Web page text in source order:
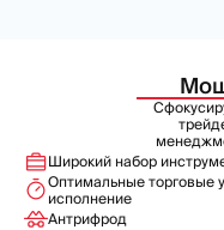
Широкий набор
Оптимальные торговые
исполнение
Антрифрод